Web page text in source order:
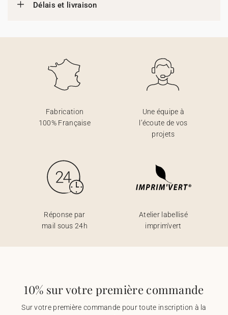
Délais et livraison
Fabrication
100% Française
Une équipe à
l’écoute de vos
projets
Réponse par
mail sous 24h
Atelier labellisé
imprim'vert
10% sur votre première commande
Sur votre première commande pour toute inscription à la